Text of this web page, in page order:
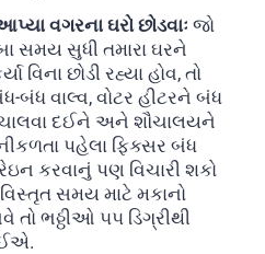
વગરના ઘરો છોડવાઃ જો
સમય સુધી તમારા ઘરને
વિના છોડી રહ્યા હોવ, તો
બંધ વાલ્વ, વોટર હીટરને બંધ
દઈને અને શૌચાલયને
પહેલા ફિક્સર બંધ
કરવાનું પણ વિચારી શકો
વિસ્તૃત સમય માટે મકાનો
તો ભઠ્ઠીઓ ૫૫ ડિગ્રીથી